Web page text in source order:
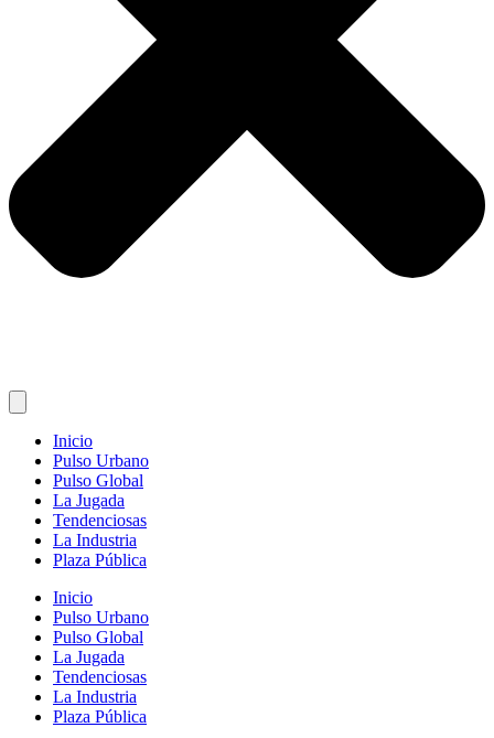
Inicio
Pulso Urbano
Pulso Global
La Jugada
Tendenciosas
La Industria
Plaza Pública
Inicio
Pulso Urbano
Pulso Global
La Jugada
Tendenciosas
La Industria
Plaza Pública